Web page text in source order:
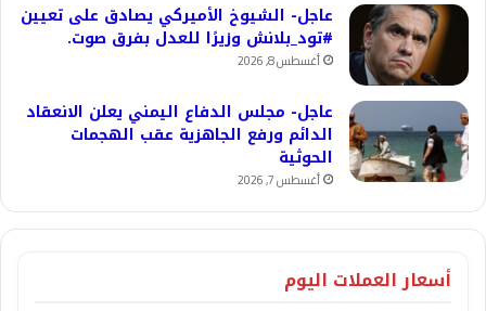
عاجل- الشيوخ الأميركي يصادق على تعيين
#تود_بلانش وزيرًا للعدل بفرق صوت.
أغسطس 8, 2026
عاجل- مجلس الدفاع اليمني يعلن الانعقاد
الدائم ورفع الجاهزية عقب الهجمات
الحوثية
أغسطس 7, 2026
أسعار العملات اليوم